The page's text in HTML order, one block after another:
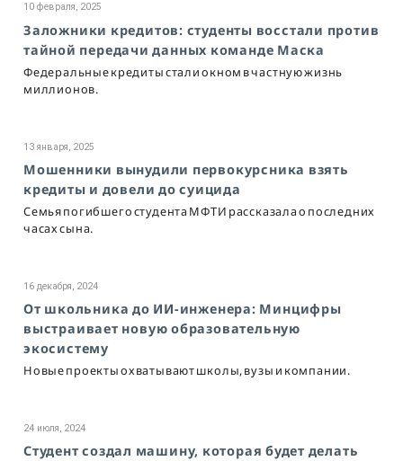
10 февраля, 2025
Заложники кредитов: студенты восстали против
тайной передачи данных команде Маска
Федеральные кредиты стали окном в частную жизнь
миллионов.
13 января, 2025
Мошенники вынудили первокурсника взять
кредиты и довели до суицида
Семья погибшего студента МФТИ рассказала о последних
часах сына.
16 декабря, 2024
От школьника до ИИ-инженера: Минцифры
выстраивает новую образовательную
экосистему
Новые проекты охватывают школы, вузы и компании.
24 июля, 2024
Студент создал машину, которая будет делать